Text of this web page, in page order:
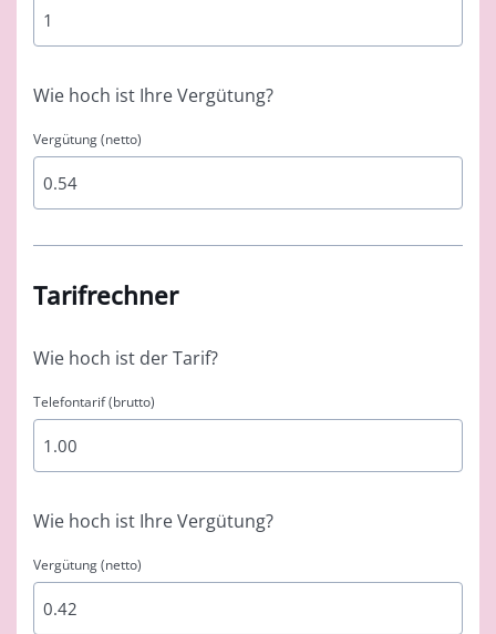
Wie hoch ist Ihre Vergütung?
Vergütung (netto)
Tarifrechner
Wie hoch ist der Tarif?
Telefontarif (brutto)
Wie hoch ist Ihre Vergütung?
Vergütung (netto)